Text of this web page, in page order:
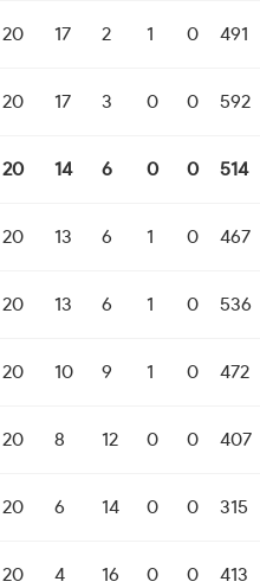
20 17 2 1 0 491
20 17 3 0 0 592
20 14 6 0 0 514
20 13 6 1 0 467
20 13 6 1 0 536
20 10 9 1 0 472
20 8 12 0 0 407
20 6 14 0 0 315
20 4 16 0 0 413